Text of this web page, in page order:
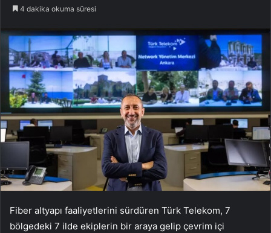
4 dakika okuma süresi
Fiber altyapı faaliyetlerini sürdüren Türk Telekom, 7
bölgedeki 7 ilde ekiplerin bir araya gelip çevrim içi